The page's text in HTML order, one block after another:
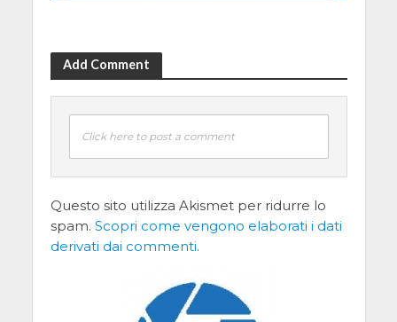
Add Comment
Click here to post a comment
Questo sito utilizza Akismet per ridurre lo
spam. Scopri come vengono elaborati i dati
derivati dai commenti.